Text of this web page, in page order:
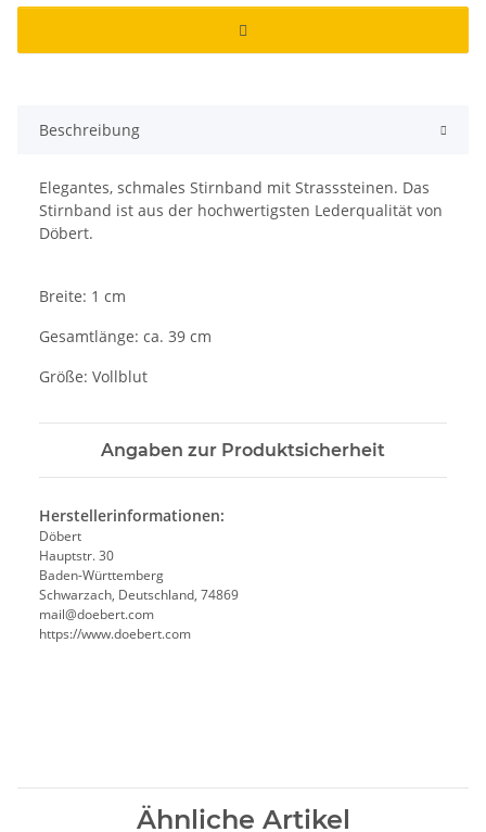
Beschreibung
Elegantes, schmales Stirnband mit Strasssteinen. Das
Stirnband ist aus der hochwertigsten Lederqualität von
Döbert.
Breite: 1 cm
Gesamtlänge: ca. 39 cm
Größe: Vollblut
Angaben zur Produktsicherheit
Herstellerinformationen:
Döbert
Hauptstr. 30
Baden-Württemberg
Schwarzach, Deutschland, 74869
mail@doebert.com
https://www.doebert.com
Ähnliche Artikel